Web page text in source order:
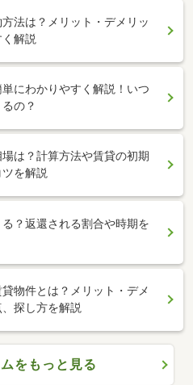
法は？メリット・デメリッ
解説
にわかりやすく解説！いつ
の？
は？計算方法や賃貸の初期
を解説
？返還される割合や時期を
物件とは？メリット・デメ
探し方を解説
をもっと見る